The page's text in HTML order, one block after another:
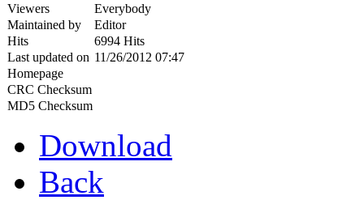
Viewers
Everybody
Maintained by
Editor
Hits
6994 Hits
Last updated on 11/26/2012 07:47
Homepage
CRC Checksum
MD5 Checksum
Download
Back